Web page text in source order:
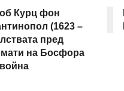
Курц фон
(1623 –
пред
на Босфора